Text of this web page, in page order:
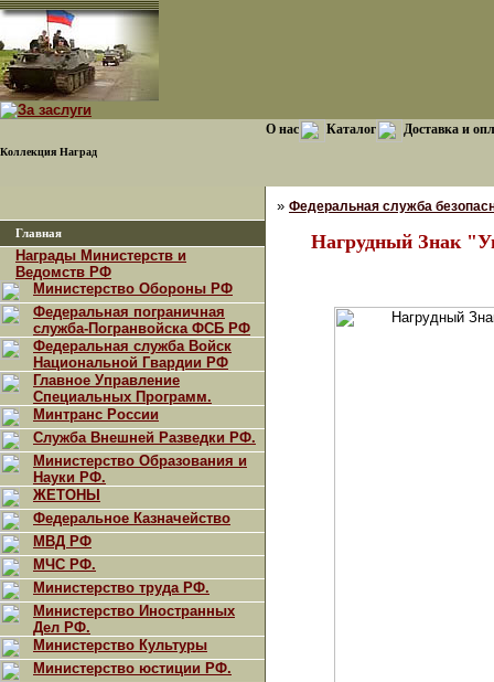
Коллекция Наград
О нас Каталог Доставка и
Главная
Награды Министерств и
Ведомств РФ
Министерство Обороны РФ
Федеральная пограничная
служба-Погранвойска ФСБ РФ
Федеральная служба Войск
Национальной Гвардии РФ
Главное Управление
Специальных Программ.
Минтранс России
Служба Внешней Разведки РФ.
Министерство Образования и
Науки РФ.
ЖЕТОНЫ
Федеральное Казначейство
МВД РФ
МЧС РФ.
Министерство труда РФ.
Министерство Иностранных
Дел РФ.
Министерство Культуры
Министерство юстиции РФ.
» Федеральная служба
Нагрудный Знак